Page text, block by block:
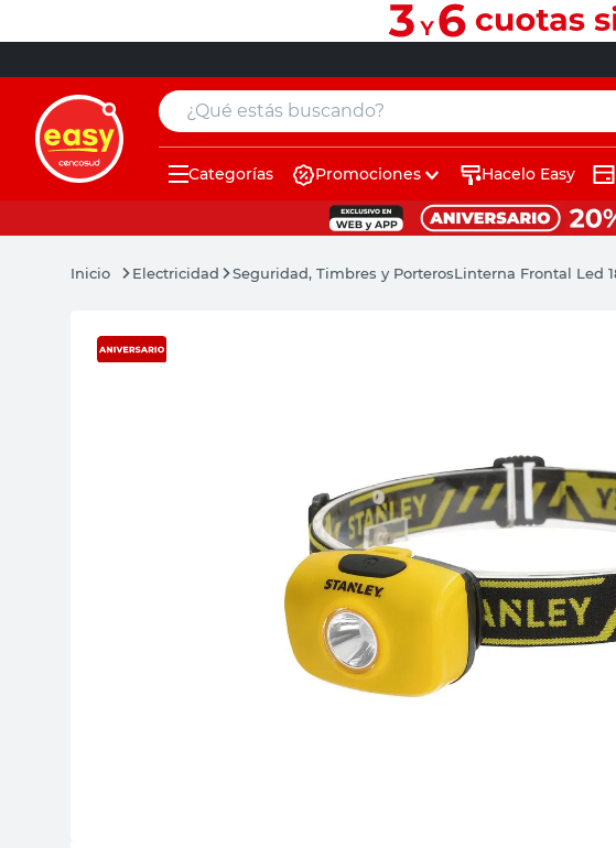
¿Qué estás buscando?
Categorías Promociones Hacelo Easy
Electricidad Seguridad, Timbres y PorterosLinterna Frontal Led
muebles